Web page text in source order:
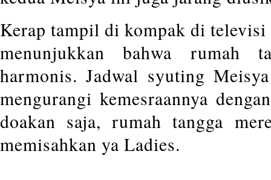
Kerap tampil di kompak di televisi
menunjukkan bahwa rumah
harmonis. Jadwal syuting
mengurangi kemesraannya
doakan saja, rumah tangga
memisahkan ya Ladies.